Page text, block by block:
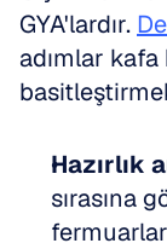
GYA'lardır.
adımlar kafa
Hazırlık
sırasına